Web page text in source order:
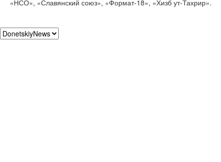
«НСО», «Славянский союз», «Формат-18», «Хизб ут-Тахрир».